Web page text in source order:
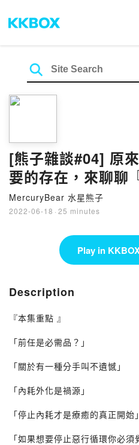
[熊子雜談#04] 原
要的存在，來聊聊
遺憾』。
MercuryBear 水星熊子
2022-06-18 · 25 minutes
Play in
Description
『本集重點 』
「前任是必需品？」
「關於有一種分手叫不遺憾」
「內耗外化是禍源」
「停止內耗才是療癒的真正開始」
「如果想要停止惡行循環你必須